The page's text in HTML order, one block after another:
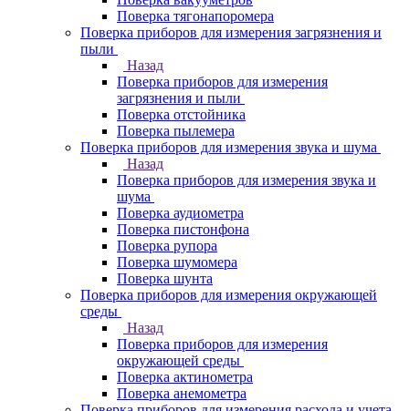
Поверка тягонапоромера
Поверка приборов для измерения загрязнения и
пыли
Назад
Поверка приборов для измерения
загрязнения и пыли
Поверка отстойника
Поверка пылемера
Поверка приборов для измерения звука и шума
Назад
Поверка приборов для измерения звука и
шума
Поверка аудиометра
Поверка пистонфона
Поверка рупора
Поверка шумомера
Поверка шунта
Поверка приборов для измерения окружающей
среды
Назад
Поверка приборов для измерения
окружающей среды
Поверка актинометра
Поверка анемометра